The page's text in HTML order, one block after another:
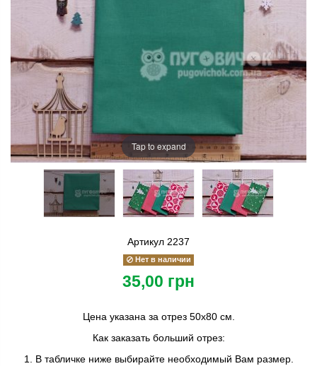
Tap to expand
Артикул 2237
Нет в наличии
35,00 грн
Цена указана за отрез 50х80 см.
Как заказать больший отрез:
1. В табличке ниже выбирайте необходимый Вам размер.